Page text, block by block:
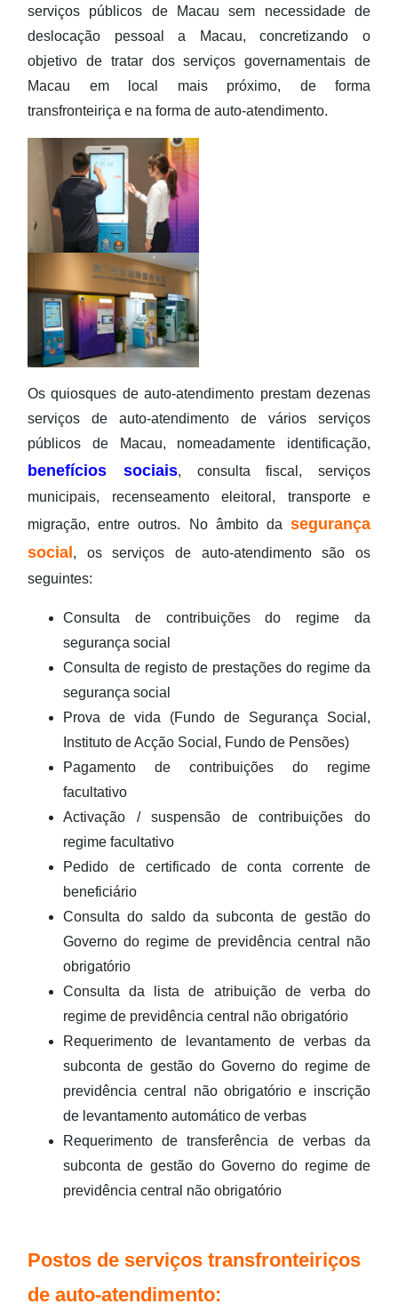
serviços públicos de Macau sem necessidade de
deslocação pessoal a Macau, concretizando o
objetivo de tratar dos serviços governamentais de
Macau em local mais próximo, de forma
transfronteiriça e na forma de auto-atendimento.
Os quiosques de auto-atendimento prestam dezenas
serviços de auto-atendimento de vários serviços
públicos de Macau, nomeadamente identificação,
benefícios sociais, consulta fiscal, serviços
municipais, recenseamento eleitoral, transporte e
migração, entre outros. No âmbito da segurança
social, os serviços de auto-atendimento são os
seguintes:
Consulta de contribuições do regime da
segurança social
Consulta de registo de prestações do regime da
segurança social
Prova de vida (Fundo de Segurança Social,
Instituto de Acção Social, Fundo de Pensões)
Pagamento de contribuições do regime
facultativo
Activação / suspensão de contribuições do
regime facultativo
Pedido de certificado de conta corrente de
beneficiário
Consulta do saldo da subconta de gestão do
Governo do regime de previdência central não
obrigatório
Consulta da lista de atribuição de verba do
regime de previdência central não obrigatório
Requerimento de levantamento de verbas da
subconta de gestão do Governo do regime de
previdência central não obrigatório e inscrição
de levantamento automático de verbas
Requerimento de transferência de verbas da
subconta de gestão do Governo do regime de
previdência central não obrigatório
Postos de serviços transfronteiriços
de auto-atendimento: